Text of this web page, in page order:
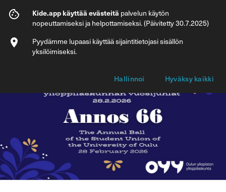
ANNOS 66 - Oulun yliopiston
Info Lipputyypit
Kide.app käyttää evästeitä palvelun käytön
nopeuttamiseksi ja helpottamiseksi. (Päivitetty 30.7.2025)
Pyydämme lupaasi käyttää sijaintitietojasi sisällön
yksilöimiseksi.
Hallinnoi Hyväksy kaikki